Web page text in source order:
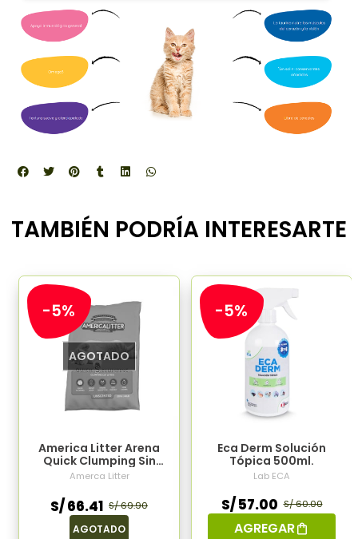
TAMBIÉN PODRÍA INTERESARTE
-5%
AGOTADO
America Litter Arena
Quick Clumping Sin
Aroma 20kg
Amerca Litter
S/ 69.90
S/ 66.41
AGOTADO
-5%
Eca Derm Solución
Tópica 500ml.
Lab ECA
S/ 60.00
S/ 57.00
AGREGAR